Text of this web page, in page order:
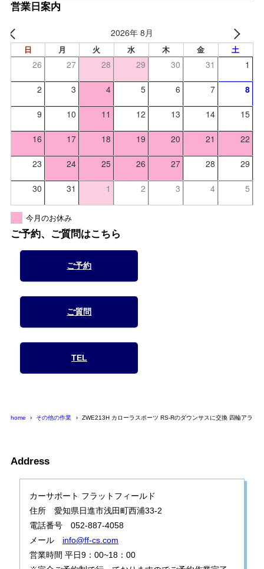
営業日案内
2026年 8月
日 月 火 水 木 金 土
26 27 28 29 30 31 1
2 3 4 5 6 7 8
9 10 11 12 13 14 15
16 17 18 19 20 21 22
23 24 25 26 27 28 29
30 31 1 2 3 4 5
今月のお休み
ご予約、ご質問はこちら
ご予約
ご質問
TEL
home その他の作業 ZWE213H カローラスポーツ RS-Rのダウンサスに交換 四輪アライ
Address
カーサポート フラットフィールド
住所 愛知県日進市浅田町西浦33-2
電話番号 052-887-4058
メール info@ff-cs.com
営業時間 平日9：00~18：00